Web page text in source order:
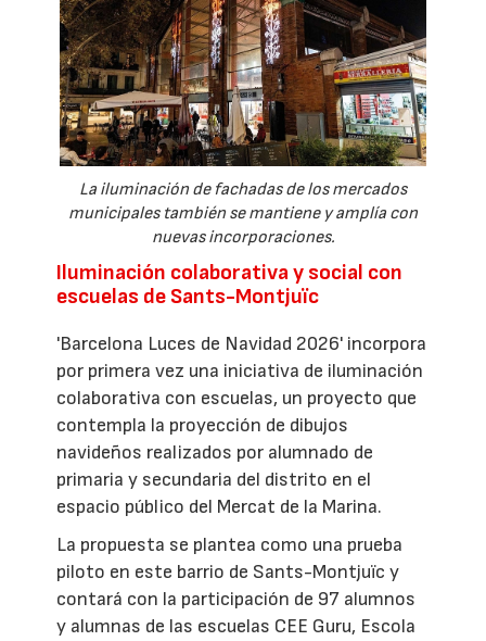
La iluminación de fachadas de los mercados
municipales también se mantiene y amplía con
nuevas incorporaciones.
Iluminación colaborativa y social con
escuelas de Sants-Montjuïc
'Barcelona Luces de Navidad 2026' incorpora
por primera vez una iniciativa de iluminación
colaborativa con escuelas, un proyecto que
contempla la proyección de dibujos
navideños realizados por alumnado de
primaria y secundaria del distrito en el
espacio público del Mercat de la Marina.
La propuesta se plantea como una prueba
piloto en este barrio de Sants-Montjuïc y
contará con la participación de 97 alumnos
y alumnas de las escuelas CEE Guru, Escola